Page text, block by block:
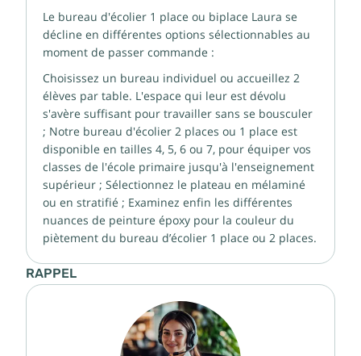
Le bureau d'écolier 1 place ou biplace Laura se
décline en différentes options sélectionnables au
moment de passer commande :
Choisissez un bureau individuel ou accueillez 2
élèves par table. L'espace qui leur est dévolu
s'avère suffisant pour travailler sans se bousculer
; Notre bureau d'écolier 2 places ou 1 place est
disponible en tailles 4, 5, 6 ou 7, pour équiper vos
classes de l'école primaire jusqu'à l'enseignement
supérieur ; Sélectionnez le plateau en mélaminé
ou en stratifié ; Examinez enfin les différentes
nuances de peinture époxy pour la couleur du
piètement du bureau d’écolier 1 place ou 2 places.
RAPPEL